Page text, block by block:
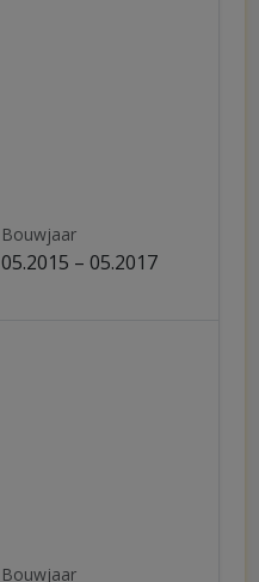
Bouwjaar
05.2015 – 05.2017
Bouwjaar